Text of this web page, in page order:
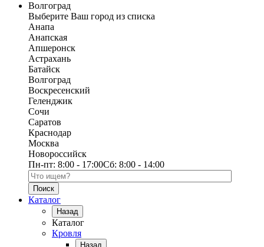
Волгоград
Выберите Ваш город из списка
Анапа
Анапская
Апшеронск
Астрахань
Батайск
Волгоград
Воскресенский
Геленджик
Сочи
Саратов
Краснодар
Москва
Новороссийск
Пн-пт: 8:00 - 17:00Сб: 8:00 - 14:00
Поиск по каталогу
Каталог
Назад
Каталог
Кровля
Назад